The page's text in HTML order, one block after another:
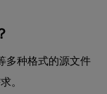
多种格式的源文件
。